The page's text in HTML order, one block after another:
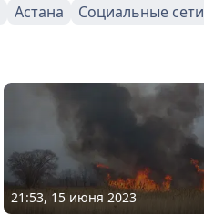
Астана Социальные сети
21:53, 15 июня 2023